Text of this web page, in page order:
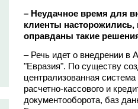
– Неудачное время для
клиенты
оправданы такие
– Речь идет о внедрении в
"Евразия". По существу
централизованная
расчетно-кассового и
документооборота, баз